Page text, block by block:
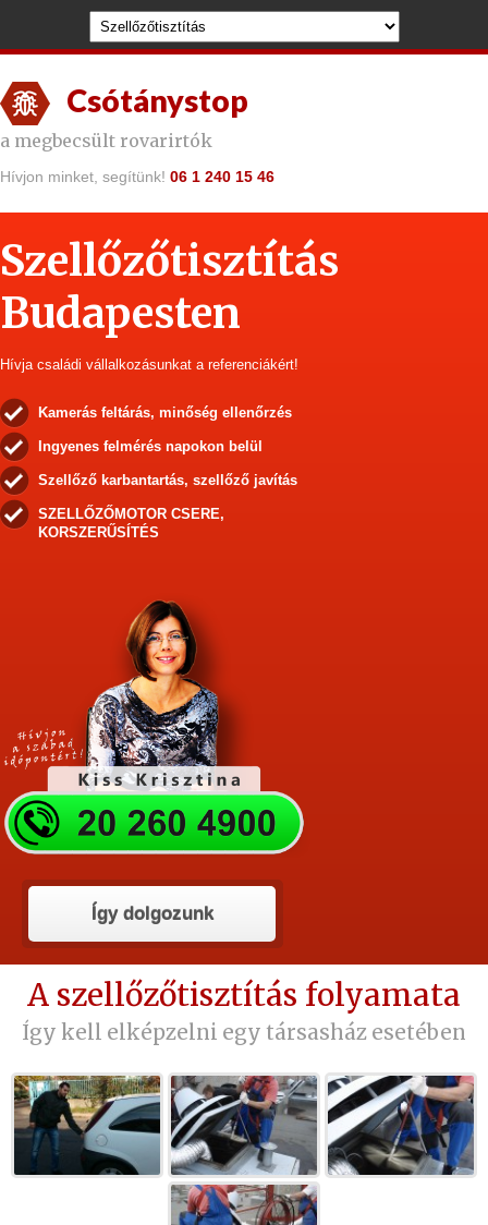
Csótánystop
a megbecsült rovarirtók
Hívjon minket, segítünk! 06 1 240 15 46
Szellőzőtisztítás
Budapesten
Hívja családi vállalkozásunkat a referenciákért!
Kamerás feltárás, minőség ellenőrzés
Ingyenes felmérés napokon belül
Szellőző karbantartás, szellőző javítás
SZELLŐZŐMOTOR CSERE,
KORSZERŰSÍTÉS
Így dolgozunk
A szellőzőtisztítás folyamata
Így kell elképzelni egy társasház esetében